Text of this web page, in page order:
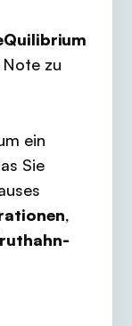
zu
ein
Sie
,